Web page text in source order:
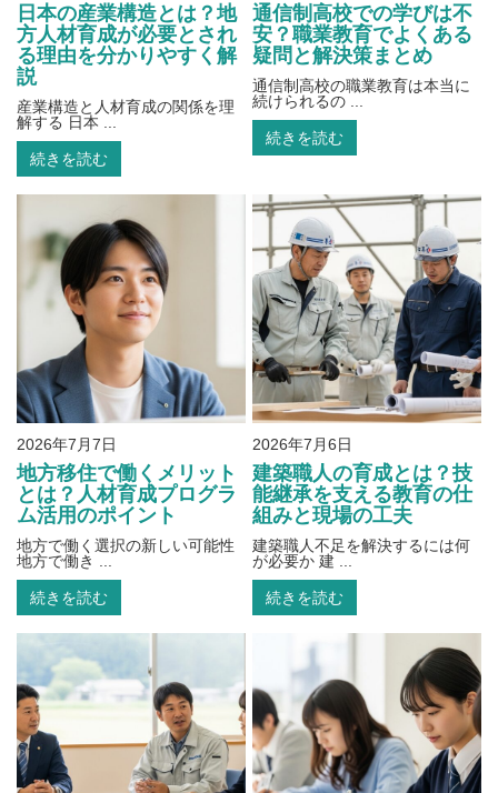
日本の産業構造とは？地
方人材育成が必要とされ
る理由を分かりやすく解
説
産業構造と人材育成の関係を理
解する 日本 ...
続きを読む
通信制高校での学びは不
安？職業教育でよくある
疑問と解決策まとめ
通信制高校の職業教育は本当に
続けられるの ...
続きを読む
2026年7月7日
地方移住で働くメリット
とは？人材育成プログラ
ム活用のポイント
地方で働く選択の新しい可能性
地方で働き ...
続きを読む
2026年7月6日
建築職人の育成とは？技
能継承を支える教育の仕
組みと現場の工夫
建築職人不足を解決するには何
が必要か 建 ...
続きを読む